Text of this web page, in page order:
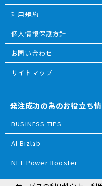
利用規約
個人情報保護方針
お問い合わせ
サイトマップ
発注成功の為のお役立ち
BUSINESS TIPS
AI Bizlab
NFT Power Booster